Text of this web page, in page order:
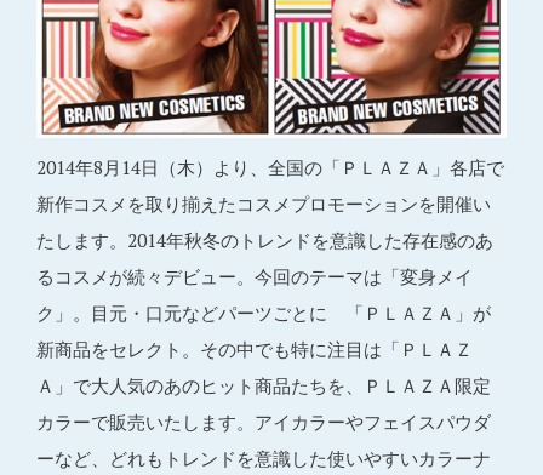
2014年8月14日（木）より、全国の「ＰＬＡＺＡ」各店で
新作コスメを取り揃えたコスメプロモーションを開催い
たします。2014年秋冬のトレンドを意識した存在感のあ
るコスメが続々デビュー。今回のテーマは「変身メイ
ク」。目元・口元などパーツごとに 「ＰＬＡＺＡ」が
新商品をセレクト。その中でも特に注目は「ＰＬＡＺ
Ａ」で大人気のあのヒット商品たちを、ＰＬＡＺＡ限定
カラーで販売いたします。アイカラーやフェイスパウダ
ーなど、どれもトレンドを意識した使いやすいカラーナ